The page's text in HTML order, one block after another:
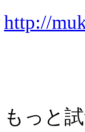
http://
もっと